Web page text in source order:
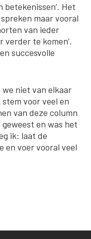
Het
maar vooral
van ieder
verder te komen’.
succesvolle
niet van elkaar
voor veel en
van deze column
en was het
ik: laat de
en voer vooral veel